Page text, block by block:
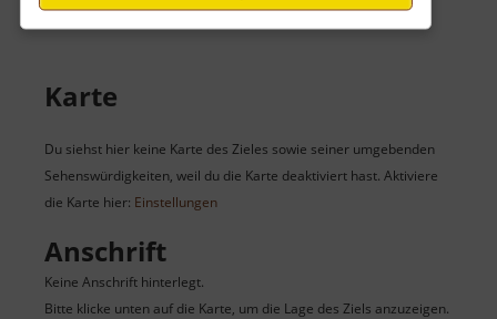
Karte
Du siehst hier keine Karte des Zieles sowie seiner umgebenden
Sehenswürdigkeiten, weil du die Karte deaktiviert hast. Aktiviere
die Karte hier: Einstellungen
Anschrift
Keine Anschrift hinterlegt.
Bitte klicke unten auf die Karte, um die Lage des Ziels anzuzeigen.